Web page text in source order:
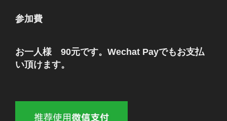
参加費
お一人様 90元です。Wechat Payでもお支払
い頂けます。